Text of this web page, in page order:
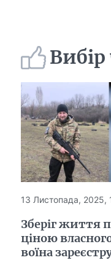
13 Листопада, 2025,
Зберіг життя
ціною
воїна